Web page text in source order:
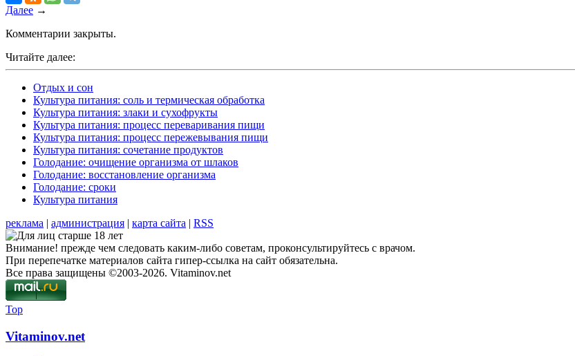
Далее →
Комментарии закрыты.
Читайте далее:
Отдых и сон
Культура питания: соль и термическая обработка
Культура питания: злаки и сухофрукты
Культура питания: процесс переваривания пищи
Культура питания: процесс пережевывания пищи
Культура питания: сочетание продуктов
Голодание: очищение организма от шлаков
Голодание: восстановление организма
Голодание: сроки
Культура питания
реклама | администрация | карта сайта | RSS
Внимание! прежде чем следовать каким-либо советам, проконсультируйтесь с врачом.
При перепечатке материалов сайта гипер-ссылка на сайт обязательна.
Все права защищены ©2003-2026. Vitaminov.net
Top
Vitaminov.net